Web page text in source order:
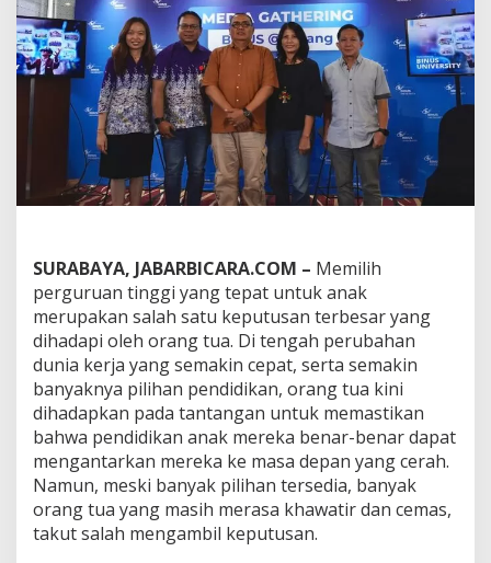
i
a
p
a
n
K
n
a
k
:
B
I
N
U
S
@
M
l
a
n
SURABAYA, JABARBICARA.COM – Memilih
perguruan tinggi yang tepat untuk anak
merupakan salah satu keputusan terbesar yang
dihadapi oleh orang tua. Di tengah perubahan
dunia kerja yang semakin cepat, serta semakin
banyaknya pilihan pendidikan, orang tua kini
dihadapkan pada tantangan untuk memastikan
bahwa pendidikan anak mereka benar-benar dapat
mengantarkan mereka ke masa depan yang cerah.
Namun, meski banyak pilihan tersedia, banyak
orang tua yang masih merasa khawatir dan cemas,
takut salah mengambil keputusan.